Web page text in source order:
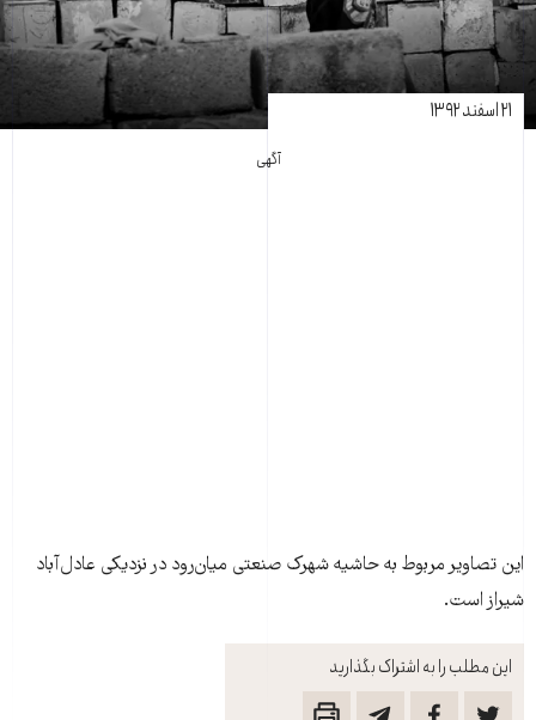
۲۱ اسفند ۱۳۹۲
آگهی
این مطلب را به اشتراک بگذارید
این تصاویر مربوط به حاشیه شهرک صنعتی میان‌رود در نزدیکی عادل‌آباد
شیراز است.